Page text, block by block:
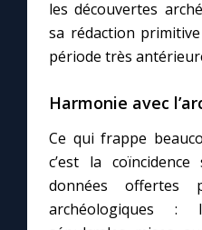
les découvertes
sa rédaction
période très
Harmonie avec
Ce qui frappe
c’est la
données offertes
archéologiques :